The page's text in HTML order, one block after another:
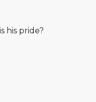
his pride?